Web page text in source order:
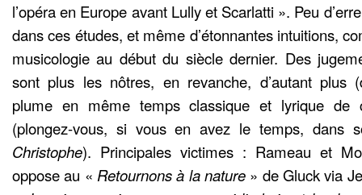
l’opéra en Europe avant Lully et Scarlatti ». Peu
dans ces études, et même d’étonnantes intuitions,
musicologie au début du siècle dernier. Des
sont plus les nôtres, en revanche, d’autant plus
plume en même temps classique et lyrique de
(plongez-vous, si vous en avez le temps, dans
Christophe). Principales victimes : Rameau et
oppose au « Retournons à la nature » de Gluck via